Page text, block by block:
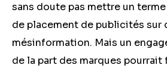
sans doute pas mettre un
de placement de publicités sur
mésinformation. Mais un
de la part des marques pourrait